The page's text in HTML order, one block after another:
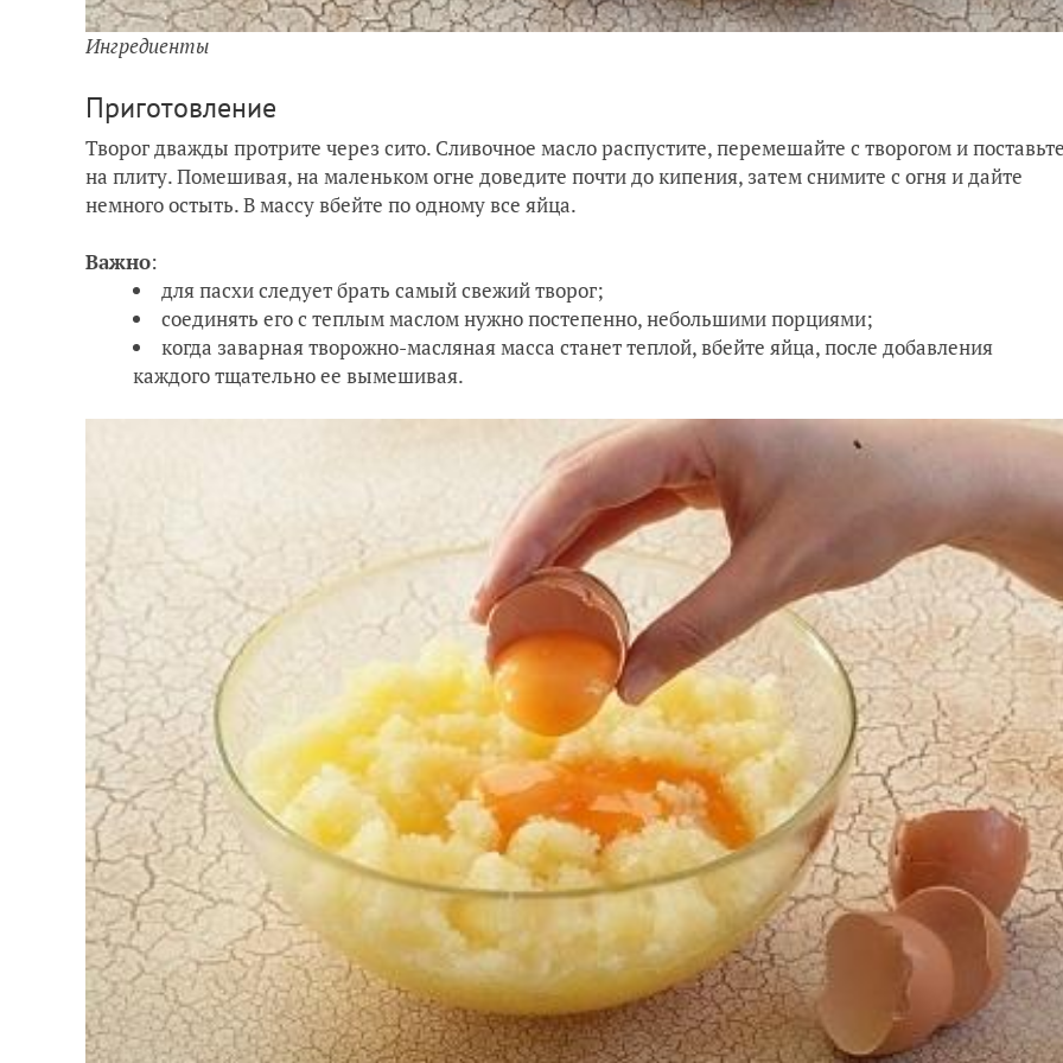
Ингредиенты
Приготовление
Творог дважды протрите через сито. Сливочное масло распустите, перемешайте с творогом и
на плиту. Помешивая, на маленьком огне доведите почти до кипения, затем снимите с огня и дайте
немного остыть. В массу вбейте по одному все яйца.
Важно:
для пасхи следует брать самый свежий творог;
соединять его с теплым маслом нужно постепенно, небольшими порциями;
когда заварная творожно-масляная масса станет теплой, вбейте яйца, после добавления
каждого тщательно ее вымешивая.